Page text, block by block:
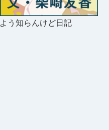
よう知らんけど日記